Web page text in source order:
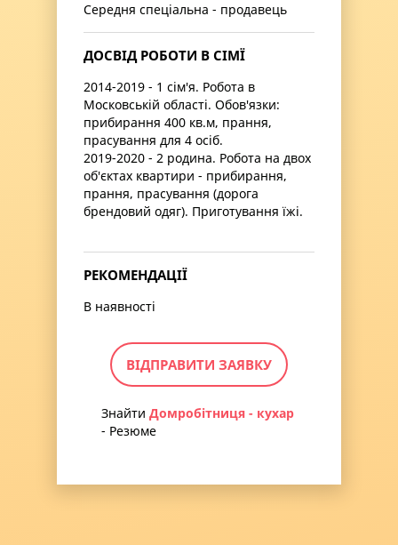
Середня спеціальна - продавець
ДОСВІД РОБОТИ В СІМЇ
2014-2019 - 1 сім'я. Робота в
Московській області. Обов'язки:
прибирання 400 кв.м, прання,
прасування для 4 осіб.
2019-2020 - 2 родина. Робота на двох
об'єктах квартири - прибирання,
прання, прасування (дорога
брендовий одяг). Приготування їжі.
РЕКОМЕНДАЦІЇ
В наявності
ВІДПРАВИТИ ЗАЯВКУ
Знайти Домробітниця - кухар
- Резюме